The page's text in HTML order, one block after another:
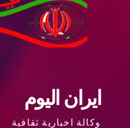
ايران اليوم
وكالة اخبارية ثقافية